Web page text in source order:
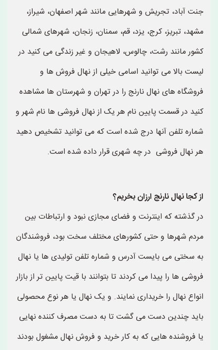
جنت آباد، تجریش و شهرهایی مانند شهر اصفهان، شیراز،
مشهد، تبریز، کرج، یزد، قم، سمنان، زنجان، شهرهای شمالی
کشور مانند رشت، چالوس، لاهیجان و غیر زندگی می کنید در
لیست بالا می توانید اسامی خیلی از نهال فروش ها و
فروشگاه های نهال نارنج را در تهران و شهرستان ها مشاهده
کنید در قسمت پایین نام هر یک از نهال فروشی ها نام شهر و
شماره تلفن آنها درج شده است که می توانید تشخیص دهید
هر نهال فروشی در چه شهری قرار داده شده است.
از کجا نهال نارنج ارزان بخریم؟
در گذشته که اینترنت و فضای مجازی نبود و ارتباطات بین
مردم شهرها و حتی کشورهای مختلف سخت بود، فروشندگان
به سختی می بایست آدرس و شماره تلفن تولیدی ها یا نهال
فروشی ها را پیدا می کردند تا بتوانند با قیت پایین تر از بازار
انواع نهال را خریداری نمایند. و یک نهال یا هر نوع محصولی
باید چندین دست می گشت تا به دست مصرف کننده نهایی
یا فروشنده هایی که به کار خرید و فروش نهال مشغول بودند